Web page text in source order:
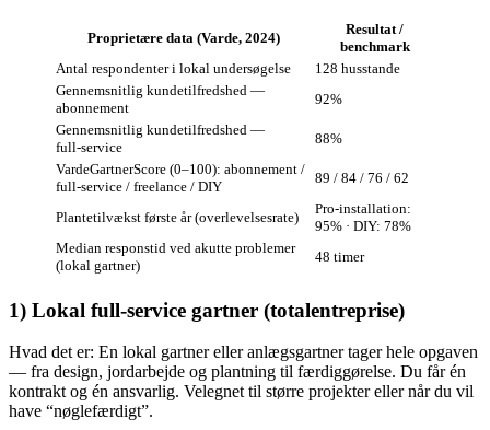
Proprietære data (Varde, 2024)
Resultat /
benchmark
Antal respondenter i lokal undersøgelse
128 husstande
Gennemsnitlig kundetilfredshed —
abonnement
92%
Gennemsnitlig kundetilfredshed —
full‑service
88%
VardeGartnerScore (0–100): abonnement /
full‑service / freelance / DIY
89 / 84 / 76 / 62
Plantetilvækst første år (overlevelsesrate)
Pro‑installation:
95% · DIY: 78%
Median responstid ved akutte problemer
(lokal gartner)
48 timer
1) Lokal full‑service gartner (totalentreprise)
Hvad det er: En lokal gartner eller anlægsgartner tager hele opgaven
— fra design, jordarbejde og plantning til færdiggørelse. Du får én
kontrakt og én ansvarlig. Velegnet til større projekter eller når du vil
have “nøglefærdigt”.